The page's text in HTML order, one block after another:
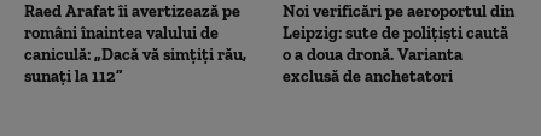
Raed Arafat îi avertizează pe
români înaintea valului de
caniculă: „Dacă vă simțiți rău,
sunați la 112”
Noi verificări pe aeroportul din
Leipzig: sute de polițiști caută
o a doua dronă. Varianta
exclusă de anchetatori